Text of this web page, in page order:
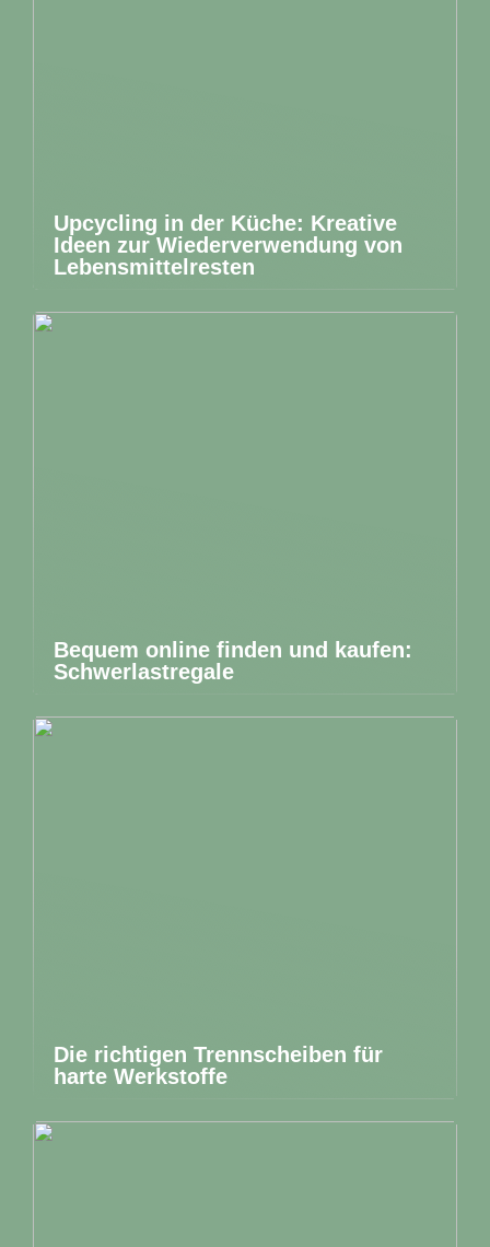
Upcycling in der Küche: Kreative
Ideen zur Wiederverwendung von
Lebensmittelresten
Bequem online finden und kaufen:
Schwerlastregale
Die richtigen Trennscheiben für
harte Werkstoffe